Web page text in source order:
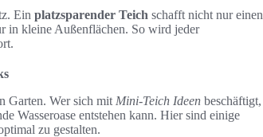
Ein platzsparender Teich schafft nicht nur einen
in kleine Außenflächen. So wird jeder
Garten. Wer sich mit Mini-Teich Ideen beschäftigt,
Wasseroase entstehen kann. Hier sind einige
zu gestalten.